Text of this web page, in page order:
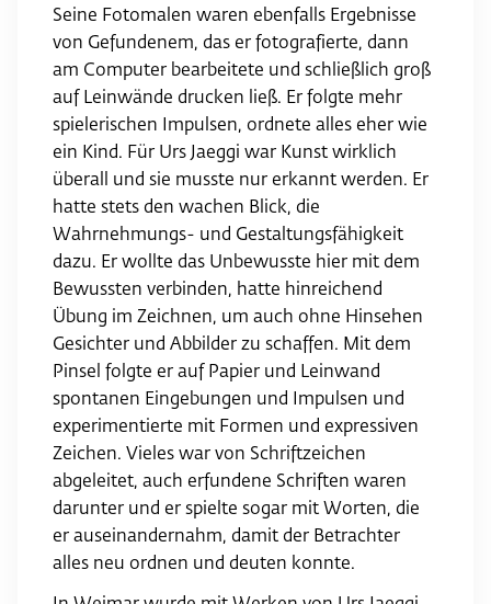
Seine Fotomalen waren ebenfalls Ergebnisse
von Gefundenem, das er fotografierte, dann
am Computer bearbeitete und schließlich groß
auf Leinwände drucken ließ. Er folgte mehr
spielerischen Impulsen, ordnete alles eher wie
ein Kind. Für Urs Jaeggi war Kunst wirklich
überall und sie musste nur erkannt werden. Er
hatte stets den wachen Blick, die
Wahrnehmungs- und Gestaltungs­fähigkeit
dazu. Er wollte das Unbewusste hier mit dem
Bewussten verbinden, hatte hinreichend
Übung im Zeichnen, um auch ohne Hinsehen
Gesichter und Abbilder zu schaffen. Mit dem
Pinsel folgte er auf Papier und Leinwand
spontanen Eingebungen und Impulsen und
experimentierte mit Formen und expressiven
Zeichen. Vieles war von Schriftzeichen
abgeleitet, auch erfundene Schriften waren
darunter und er spielte sogar mit Worten, die
er auseinandernahm, damit der Betrachter
alles neu ordnen und deuten konnte.